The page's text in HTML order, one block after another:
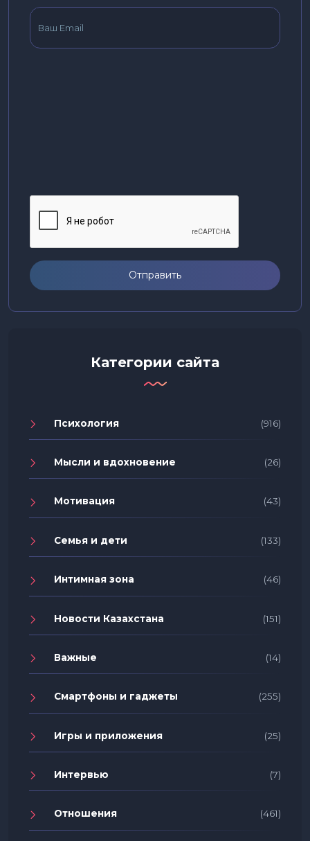
Отправить
Категории сайта
Психология (916)
Мысли и вдохновение (26)
Мотивация (43)
Семья и дети (133)
Интимная зона (46)
Новости Казахстана (151)
Важные (14)
Смартфоны и гаджеты (255)
Игры и приложения (25)
Интервью (7)
Отношения (461)